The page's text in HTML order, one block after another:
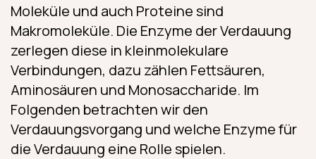
Moleküle und auch Proteine sind
Makromoleküle. Die Enzyme der Verdauung
zerlegen diese in kleinmolekulare
Verbindungen, dazu zählen Fettsäuren,
Aminosäuren und Monosaccharide. Im
Folgenden betrachten wir den
Verdauungsvorgang und welche Enzyme für
die Verdauung eine Rolle spielen.